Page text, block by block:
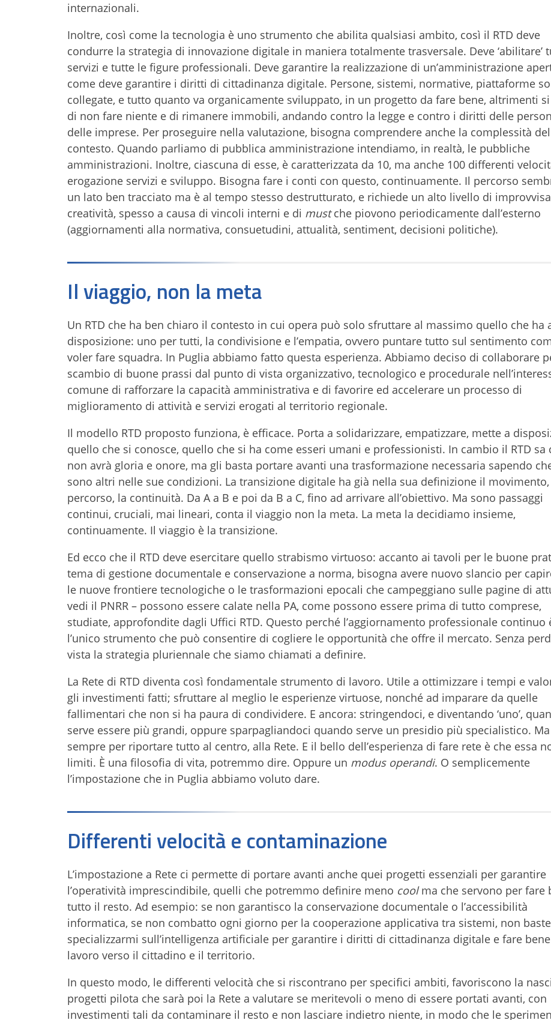
internazionali.
Inoltre, così come la tecnologia è uno strumento che abilita qualsiasi ambito, così il RTD deve
condurre la strategia di innovazione digitale in maniera totalmente trasversale. Deve ‘abilitare’
servizi e tutte le figure professionali. Deve garantire la realizzazione di un’amministrazione
come deve garantire i diritti di cittadinanza digitale. Persone, sistemi, normative, piattaforme
collegate, e tutto quanto va organicamente sviluppato, in un progetto da fare bene, altrimenti
di non fare niente e di rimanere immobili, andando contro la legge e contro i diritti delle
delle imprese. Per proseguire nella valutazione, bisogna comprendere anche la complessità del
contesto. Quando parliamo di pubblica amministrazione intendiamo, in realtà, le pubbliche
amministrazioni. Inoltre, ciascuna di esse, è caratterizzata da 10, ma anche 100 differenti
erogazione servizi e sviluppo. Bisogna fare i conti con questo, continuamente. Il percorso
un lato ben tracciato ma è al tempo stesso destrutturato, e richiede un alto livello di
creatività, spesso a causa di vincoli interni e di mustche piovono periodicamente dall’esterno
(aggiornamenti alla normativa, consuetudini, attualità, sentiment, decisioni politiche).
Il viaggio, non la meta
Un RTD che ha ben chiaro il contesto in cui opera può solo sfruttare al massimo quello che ha
disposizione: uno per tutti, la condivisione e l’empatia, ovvero puntare tutto sul sentimento
voler fare squadra. In Puglia abbiamo fatto questa esperienza. Abbiamo deciso di collaborare
scambio di buone prassi dal punto di vista organizzativo, tecnologico e procedurale
comune di rafforzare la capacità amministrativa e di favorire ed accelerare un processo di
miglioramento di attività e servizi erogati al territorio regionale.
Il modello RTD proposto funziona, è efficace. Porta a solidarizzare, empatizzare, mette a
quello che si conosce, quello che si ha come esseri umani e professionisti. In cambio il RTD sa
non avrà gloria e onore, ma gli basta portare avanti una trasformazione necessaria sapendo
sono altri nelle sue condizioni. La transizione digitale ha già nella sua definizione il
percorso, la continuità. Da A a B e poi da B a C, fino ad arrivare all’obiettivo. Ma sono passaggi
continui, cruciali, mai lineari, conta il viaggio non la meta. La meta la decidiamo insieme,
continuamente. Il viaggio è la transizione.
Ed ecco che il RTD deve esercitare quello strabismo virtuoso: accanto ai tavoli per le buone
tema di gestione documentale e conservazione a norma, bisogna avere nuovo slancio per
le nuove frontiere tecnologiche o le trasformazioni epocali che campeggiano sulle pagine di
vedi il PNRR – possono essere calate nella PA, come possono essere prima di tutto comprese,
studiate, approfondite dagli Uffici RTD. Questo perché l’aggiornamento professionale continuo
l’unico strumento che può consentire di cogliere le opportunità che offre il mercato. Senza
vista la strategia pluriennale che siamo chiamati a definire.
La Rete di RTD diventa così fondamentale strumento di lavoro. Utile a ottimizzare i tempi e
gli investimenti fatti; sfruttare al meglio le esperienze virtuose, nonché ad imparare da quelle
fallimentari che non si ha paura di condividere. E ancora: stringendoci, e diventando ‘uno’,
serve essere più grandi, oppure sparpagliandoci quando serve un presidio più specialistico. Ma
sempre per riportare tutto al centro, alla Rete. E il bello dell’esperienza di fare rete è che essa
limiti. È una filosofia di vita, potremmo dire. Oppure un modus operandi. O semplicemente
l’impostazione che in Puglia abbiamo voluto dare.
Differenti velocità e contaminazione
L’impostazione a Rete ci permette di portare avanti anche quei progetti essenziali per garantire
l’operatività imprescindibile, quelli che potremmo definire meno coolma che servono per fare
tutto il resto. Ad esempio: se non garantisco la conservazione documentale o l’accessibilità
informatica, se non combatto ogni giorno per la cooperazione applicativa tra sistemi, non
specializzarmi sull’intelligenza artificiale per garantire i diritti di cittadinanza digitale e fare
lavoro verso il cittadino e il territorio.
In questo modo, le differenti velocità che si riscontrano per specifici ambiti, favoriscono la
progetti pilota che sarà poi la Rete a valutare se meritevoli o meno di essere portati avanti, con
investimenti tali da contaminare il resto e non lasciare indietro niente, in modo che le